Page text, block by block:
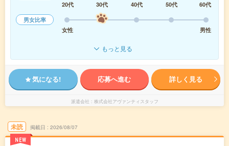
20代
30代 40代 50代
60代
男女比率
女性
男性
もっと見る
気になる! 応募へ進む 詳しく見る
派遣会社 株式会社アヴァンティスタッフ
未読
NEW
掲載日 2026/08/07